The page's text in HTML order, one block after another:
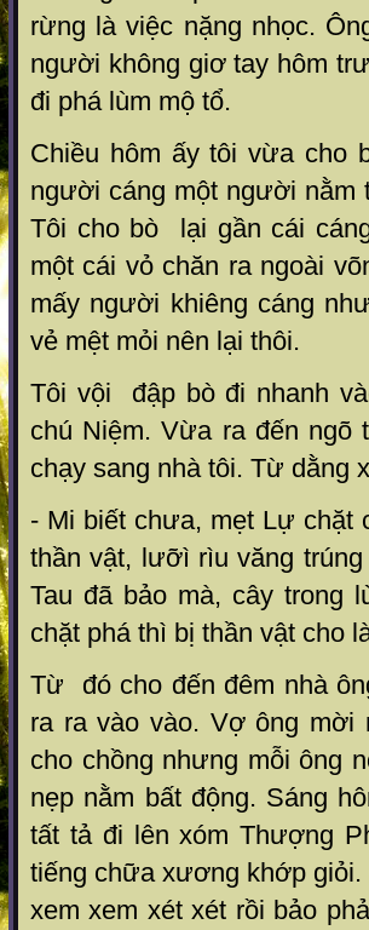
rừng là việc nặng nhọc.
người không giơ tay hôm
đi phá lùm mộ tổ.
Chiều hôm ấy tôi vừa cho
người cáng một người nằm
Tôi cho bò lại gần cái
một cái vỏ chăn ra ngoài
mấy người khiêng cáng
vẻ mệt mỏi nên lại thôi.
Tôi vội đập bò đi nhanh
chú Niệm. Vừa ra đến ngõ
chạy sang nhà tôi. Từ dằng
- Mi biết chưa, mẹt Lự chặt
thần vật, lưỡì rìu văng
Tau đã bảo mà, cây trong
chặt phá thì bị thần vật cho
Từ đó cho đến đêm nhà
ra ra vào vào. Vợ ông mời
cho chồng nhưng mỗi ông
nẹp nằm bất động. Sáng
tất tả đi lên xóm Thượng
tiếng chữa xương khớp
xem xem xét xét rồi bảo